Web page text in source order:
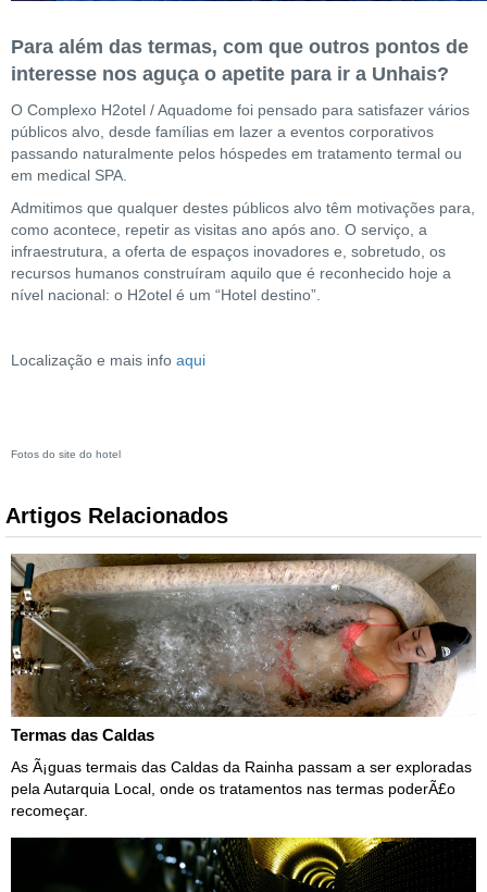
Para além das termas, com que outros pontos de
interesse nos aguça o apetite para ir a Unhais?
O Complexo H2otel / Aquadome foi pensado para satisfazer vários
públicos alvo, desde famílias em lazer a eventos corporativos
passando naturalmente pelos hóspedes em tratamento termal ou
em medical SPA.
Admitimos que qualquer destes públicos alvo têm motivações para,
como acontece, repetir as visitas ano após ano. O serviço, a
infraestrutura, a oferta de espaços inovadores e, sobretudo, os
recursos humanos construíram aquilo que é reconhecido hoje a
nível nacional: o H2otel é um “Hotel destino”.
Localização e mais info aqui
Fotos do site do hotel
Artigos Relacionados
Termas das Caldas
As Ã¡guas termais das Caldas da Rainha passam a ser exploradas
pela Autarquia Local, onde os tratamentos nas termas poderÃ£o
recomeçar.